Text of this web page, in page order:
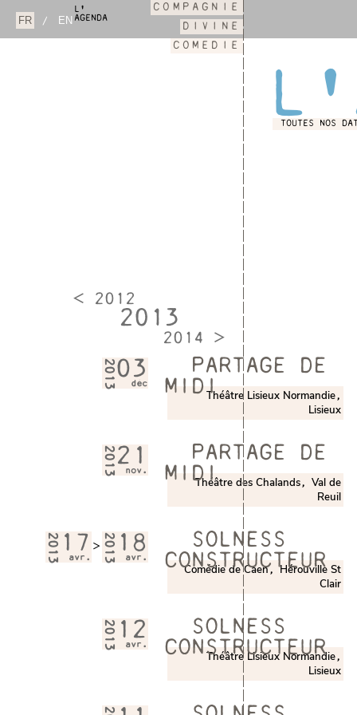
/
L'
AGENDA
COMPAGNIE
DIVINE
COMEDIE
TOUTES NOS
< 2012
2013
2014 >
201303
déc
PARTAGE DE
MIDIThéâtre Lisieux Normandie,
Lisieux
201321
nov.
PARTAGE DE
MIDIThéâtre des Chalands, Val de
Reuil
2013 17
avr.
> 2013 18
avr.
SOLNESS
CONSTRUCTEUR
Comédie de Caen, Hérouville St
Clair
2013 12
avr.
SOLNESS
CONSTRUCTEUR
Théâtre Lisieux Normandie,
Lisieux